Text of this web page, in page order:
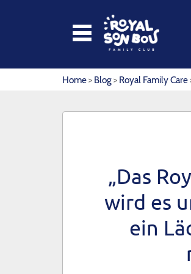
HOME
RESTAURANTS
FOTOS UND VIDEOS
Home> Blog> Royal Family Care
„Das
wird es
ein